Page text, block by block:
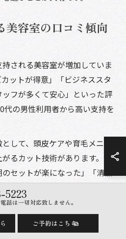
美容室の口コミ傾向
される美容室が増加していま
ットが得意」「ビジネススタ
フが多くて安心」といった評
代の男性利用者から高い支持を
して、頭皮ケアや育毛メニュ
るカット技術があります。実
セットが楽になった」「清潔
といった具体的な感想が多く
のランキングや人気店では、
ベート感のある空間が好評で
5223
話は一切対応致しません。
ご予約はこちら